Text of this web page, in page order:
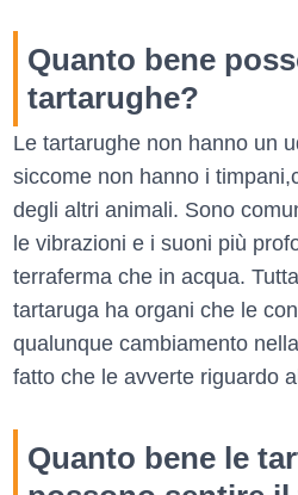
Quanto bene
tartarughe?
Le tartarughe non hanno un
siccome non hanno i
degli altri animali. Sono
le vibrazioni e i suoni più
terraferma che in acqua.
tartaruga ha organi che le
qualunque cambiamento
fatto che le avverte riguardo
Quanto bene le